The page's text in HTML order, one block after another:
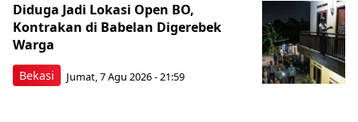
Bekasi
Diduga Jadi Lokasi Open BO,
Kontrakan di Babelan Digerebek
Warga
Jumat, 7 Agu 2026 - 21:59